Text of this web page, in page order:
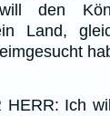
den
Land,
HERR: Ich